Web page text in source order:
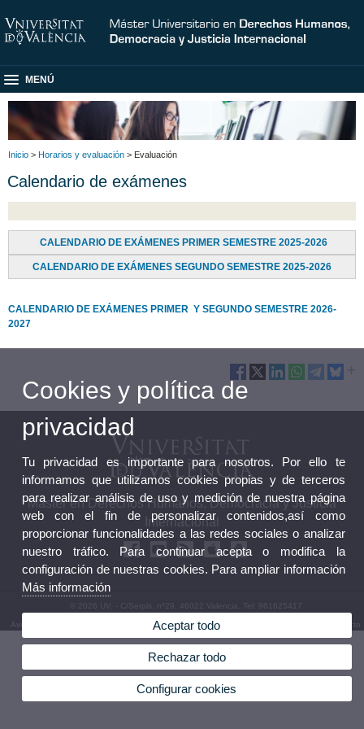
MENÚ
Inicio > Horarios y evaluación > Evaluación
Calendario de exámenes
CALENDARIO DE EXÁMENES PRIMER SEMESTRE 2025-2026
CALENDARIO DE EXÁMENES SEGUNDO SEMESTRE 2025-2026
CALENDARIO DE EXÁMENES PRIMER Y SEGUNDO SEMESTRE2026-
2027
Máster en Derechos Humanos, Democracia y Justicia
Internacional
© 2026 UV. - C/Serpis, nº29. 46022 Valencia. Tel: 961625417
Aviso legal Política privacidad|Cookies| Buzón de Contacto
Cookies y política de
privacidad
Tu privacidad es importante para nosotros. Por ello te
informamos que utilizamos cookies propias y de terceros
para realizar análisis de uso y medición de nuestra página
web con el fin de personalizar contenidos,así como
proporcionar funcionalidades a las redes sociales o analizar
nuestro tráfico. Para continuar acepta o modifica la
configuración de nuestras cookies. Para ampliar información
Más información
Aceptar todo
Rechazar todo
Configurar cookies